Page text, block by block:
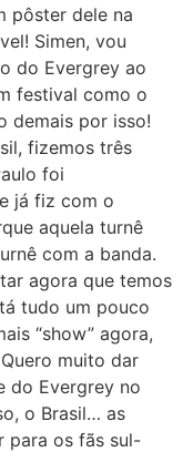
pôster dele na
Simen, vou
do Evergrey ao
festival como o
demais por isso!
fizemos três
foi
já fiz com o
aquela turnê
com a banda.
agora que temos
tudo um pouco
“show” agora,
muito dar
do Evergrey no
o Brasil… as
para os fãs sul-